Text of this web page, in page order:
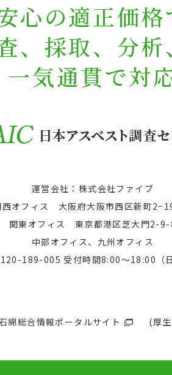
心の適正価格
、採取、分
一気通貫で対
運営会社：株式会社ファイブ
西オフィス 大阪府大阪市西区新町
関東オフィス 東京都港区芝大門2-9-
中部オフィス、九州オフィス
189-005 受付時間8:00〜18:00（
綿総合情報ポータルサイト (厚